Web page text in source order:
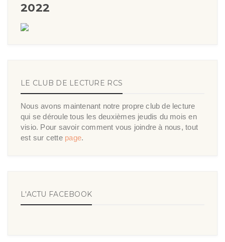
2022
LE CLUB DE LECTURE RCS
Nous avons maintenant notre propre club de lecture
qui se déroule tous les deuxièmes jeudis du mois en
visio. Pour savoir comment vous joindre à nous, tout
est sur cette page.
L'ACTU FACEBOOK